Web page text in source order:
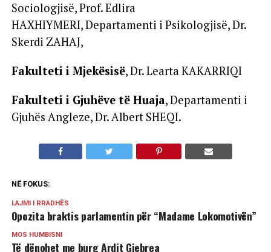
Sociologjisë, Prof. Edlira
HAXHIYMERI, Departamenti i Psikologjisë, Dr.
Skerdi ZAHAJ,
Fakulteti i Mjekësisë, Dr. Learta KAKARRIQI
Fakulteti i Gjuhëve të Huaja, Departamenti i
Gjuhës Angleze, Dr. Albert SHEQI.
NË FOKUS:
LAJMI I RRADHËS
Opozita braktis parlamentin për “Madame Lokomotivën”
MOS HUMBISNI
Të dënohet me burg Ardit Gjebrea